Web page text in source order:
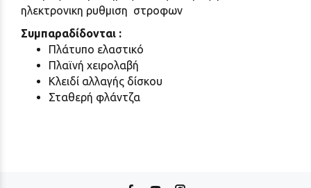
ηλεκτρονικη ρυθμιση στροφων
Συμπαραδίδονται :
Πλάτυπο ελαστικό
Πλαϊνή χειρολαβή
Κλειδί αλλαγής δίσκου
Σταθερή φλάντζα